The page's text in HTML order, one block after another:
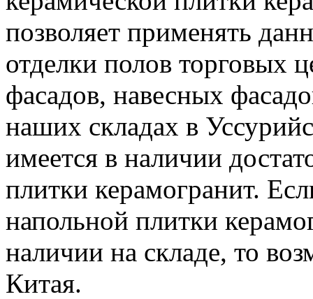
позволяет применять
отделки полов торговых
фасадов, навесных
наших складах в
имеется в наличии
плитки керамогранит.
напольной плитки
наличии на складе, то
Китая.